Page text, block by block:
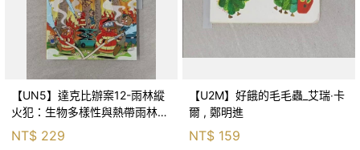
【UN5】達克比辦案12-雨林縱
火犯：生物多樣性與熱帶雨林生
態系_柯智元
NT$ 229
【U2M】好餓的毛毛蟲_艾瑞‧卡
爾 , 鄭明進
NT$ 159